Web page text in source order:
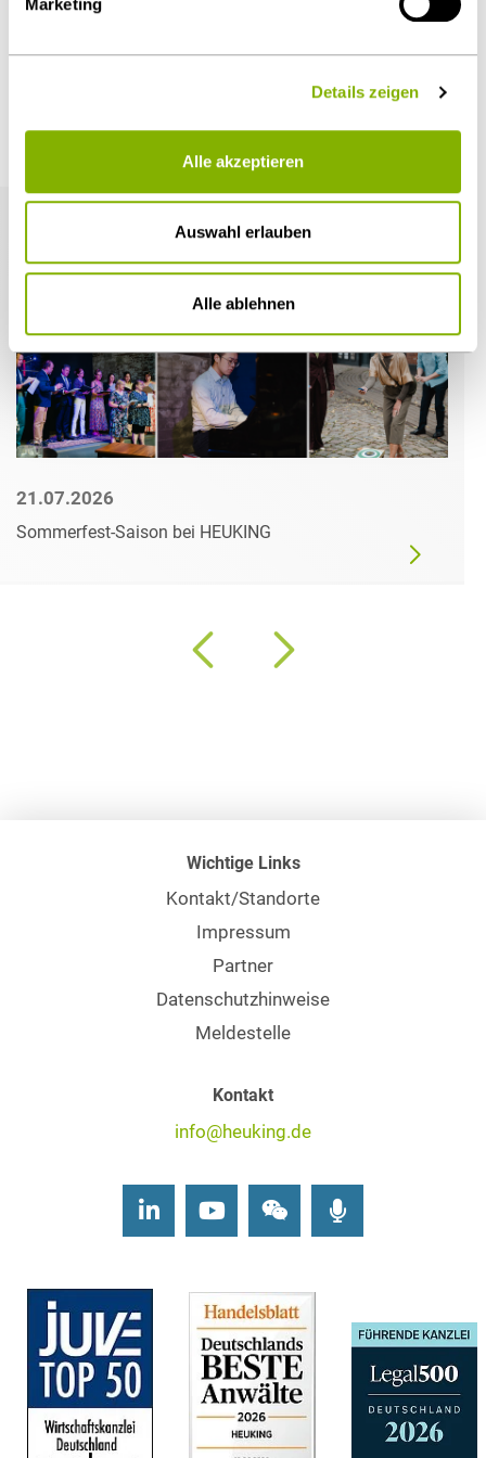
Details zeigen
Alle akzeptieren
Auswahl erlauben
Alle ablehnen
Weitere Artikel
21.07.2026
Sommerfest-Saison bei HEUKING
Wichtige Links
Kontakt/Standorte
Impressum
Partner
Datenschutzhinweise
Meldestelle
Kontakt
info@heuking.de
LinkedInYoutubeWechat